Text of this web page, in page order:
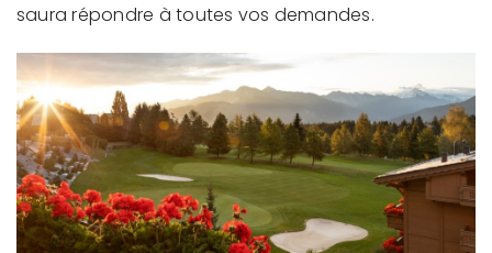
saura répondre à toutes vos demandes.